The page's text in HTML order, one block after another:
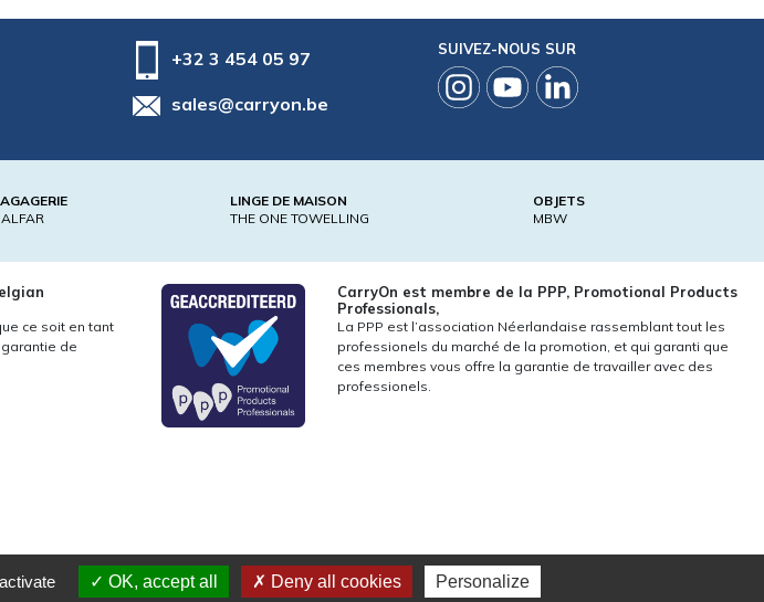
+32 3 454 05 97
sales@carryon.be
SUIVEZ-NOUS SUR
LINGE DE MAISON
THE ONE TOWELLING
OBJETS
MBW
ce soit en tant
garantie de
CarryOn est membre de la PPP, Promotional Products
Professionals,
La PPP est l’association Néerlandaise rassemblant tout les
professionels du marché de la promotion, et qui garanti que
ces membres vous offre la garantie de travailler avec des
professionels.
OK, accept all Deny all cookies Personalize